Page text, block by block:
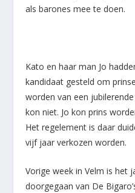
als barones mee te doen.
Kato en haar man Jo
kandidaat gesteld om
worden van een
kon niet. Jo kon prins
Het regelement is daar
vijf jaar verkozen worden.
Vorige week in Velm is het
doorgegaan van De